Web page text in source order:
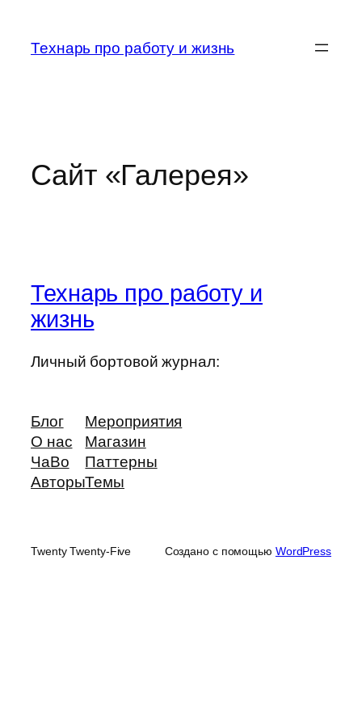
содержимому
Технарь про работу и жизнь
Сайт «Галерея»
Технарь про работу и
жизнь
Личный бортовой журнал:
Блог
О нас
ЧаВо
Авторы
Мероприятия
Магазин
Паттерны
Темы
Twenty Twenty-Five Создано с помощью WordPress